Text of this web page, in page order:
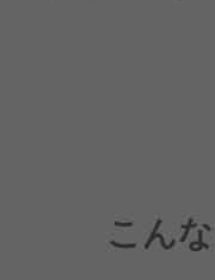
を存分にお楽しみ
こん